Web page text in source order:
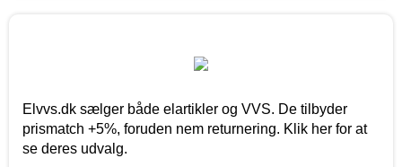
Elvvs.dk sælger både elartikler og VVS. De tilbyder
prismatch +5%, foruden nem returnering. Klik her for at
se deres udvalg.